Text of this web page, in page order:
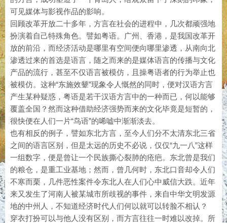
可见媒体与影视作品的影响。
回顾改革开放二十多年，方言在社会的进程中，几次都顽强地
扮演着自己特殊角色。譬如粤语。广州、香港，是我国改革开
放的前沿，而经济活动是哪里有空间便向哪里渗透，从南向北
渗透过来的首选是语言，随之而来的是媒体语言的传播与文化
产品的流行，甚至不仅语言被模仿，且操粤语者的行为举止也
被模仿。这种“东施效颦”现象令人慨然的同时，便对汉语方言
产生某种疑惑，粤语是若干汉语方言中的一种而已，何以能够
覆盖全国？然而这种借助经济强势而来的文化毕竟是短暂的，
很快便在人们一片“鸟语”的唏嘘中渐渐淡去。
也有相反的例子， 譬如东北方言，至今人们分不太清东北三省
之间的语言区别，但是太远的历史不必说，仅仅“九一八”这样
一组数字，便是曾让一个民族撕心裂肺的疮疤。东北曾是我们
的粮仓，是重工业基地；然而，曾几何时，东北口音却令人们
不寒而栗，几件恶性案件令东北人在人们心中威信大跌。近年
来又发生了河南人被某城市所歧视的事件，来自中华文明发源
地的中州人，不知道经济时代人们何以就可以转脸不相认 ？
穿衣打扮可以与他人没有区别，而方言往往一时难以改掉。所